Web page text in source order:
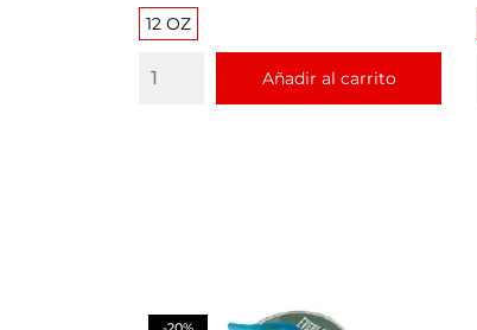
12 OZ
Añadir al carrito